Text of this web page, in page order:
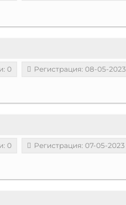
0 Регистрация: 08-05-2023
0 Регистрация: 07-05-2023